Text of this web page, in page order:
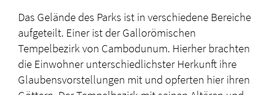
Das Gelände des Parks ist in verschiedene Bereiche
aufgeteilt. Einer ist der Gallorömischen
Tempelbezirk von Cambodunum. Hierher brachten
die Einwohner unterschiedlichster Herkunft ihre
Glaubensvorstellungen mit und opferten hier ihren